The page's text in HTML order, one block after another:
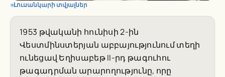
Լուսանկարի տվյալներ
1953 թվականի հունիսի 2-ին
Վեստմինստերյան աբբայությունում տեղի
ունեցավ Եղիսաբեթ II-րդ թագուհու
թագադրման արարողությունը, որը